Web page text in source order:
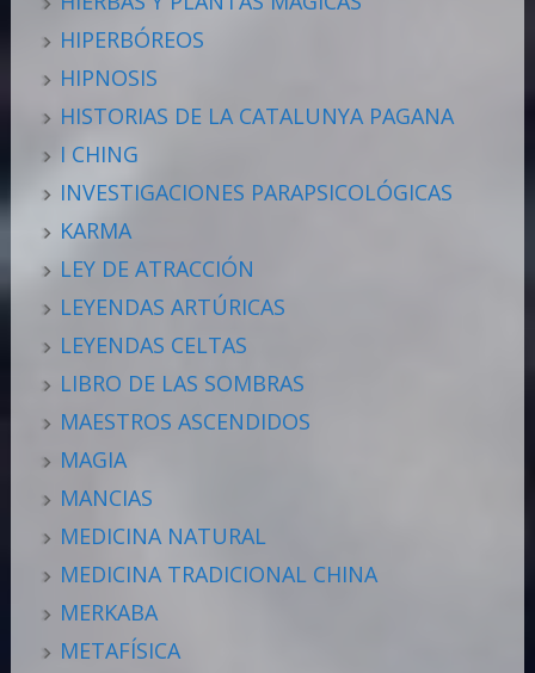
HIPERBÓREOS
HIPNOSIS
HISTORIAS DE LA CATALUNYA PAGANA
I CHING
INVESTIGACIONES PARAPSICOLÓGICAS
KARMA
LEY DE ATRACCIÓN
LEYENDAS ARTÚRICAS
LEYENDAS CELTAS
LIBRO DE LAS SOMBRAS
MAESTROS ASCENDIDOS
MAGIA
MANCIAS
MEDICINA NATURAL
MEDICINA TRADICIONAL CHINA
MERKABA
METAFÍSICA